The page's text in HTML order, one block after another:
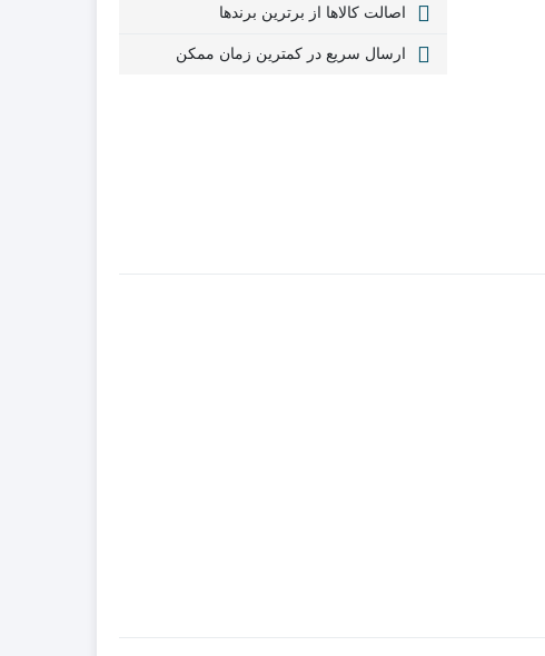
اصالت کالاها از برترین برندها
ارسال سریع در کمترین زمان ممکن